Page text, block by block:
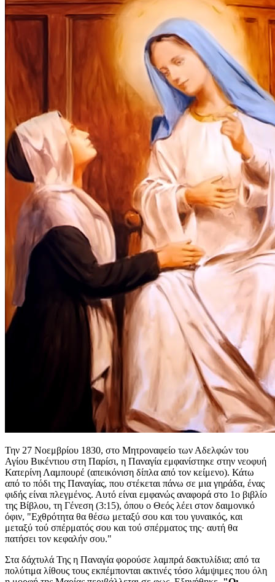
Την 27 Νοεμβρίου 1830, στο Μητροναφείο των Αδελφών του
Αγίου Βικέντιου στη Παρίσι, η Παναγία εμφανίστηκε στην νεοφυή
Κατερίνη Λαμπουρέ (απεικόνιση δίπλα από τον κείμενο). Κάτω
από το πόδι της Παναγίας, που στέκεται πάνω σε μια γηράδα, ένας
φιδής είναι πλεγμένος. Αυτό είναι εμφανώς αναφορά στο 1ο βιβλίο
της Βίβλου, τη Γένεση (3:15), όπου ο Θεός λέει στον δαιμονικό
όφιν, "Εχθρότητα θα θέσω μεταξύ σου και του γυναικός, και
μεταξύ τού σπέρματός σου και τού σπέρματος της· αυτή θα
πατήσει τον κεφαλήν σου."
Στα δάχτυλά Της η Παναγία φορούσε λαμπρά δακτυλίδια; από τα
πολύτιμα λίθους τους εκπέμπονται ακτινές τόσο λάμψιμες που όλη